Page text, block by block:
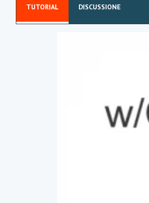
a
e
TUTORIAL DISCUSSIONE